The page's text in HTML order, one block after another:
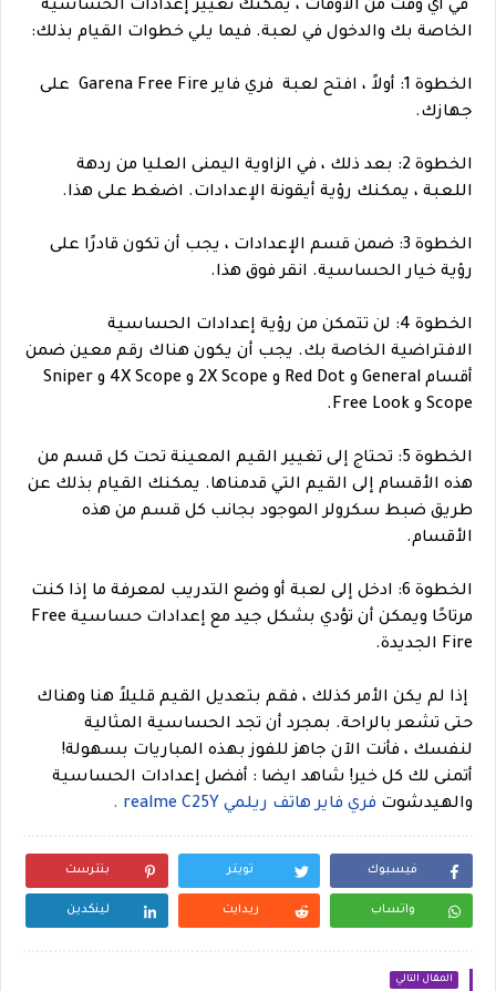
في أي وقت من الأوقات ، يمكنك تغيير إعدادات الحساسية
الخاصة بك والدخول في لعبة. فيما يلي خطوات القيام بذلك:
الخطوة 1: أولاً ، افتح لعبة فري فاير Garena Free Fire على
جهازك.
الخطوة 2: بعد ذلك ، في الزاوية اليمنى العليا من ردهة
اللعبة ، يمكنك رؤية أيقونة الإعدادات. اضغط على هذا.
الخطوة 3: ضمن قسم الإعدادات ، يجب أن تكون قادرًا على
رؤية خيار الحساسية. انقر فوق هذا.
الخطوة 4: لن تتمكن من رؤية إعدادات الحساسية
الافتراضية الخاصة بك. يجب أن يكون هناك رقم معين ضمن
أقسام General و Red Dot و 2X Scope و 4X Scope و Sniper
Scope و Free Look.
الخطوة 5: تحتاج إلى تغيير القيم المعينة تحت كل قسم من
هذه الأقسام إلى القيم التي قدمناها. يمكنك القيام بذلك عن
طريق ضبط سكرولر الموجود بجانب كل قسم من هذه
الأقسام.
الخطوة 6: ادخل إلى لعبة أو وضع التدريب لمعرفة ما إذا كنت
مرتاحًا ويمكن أن تؤدي بشكل جيد مع إعدادات حساسية Free
Fire الجديدة.
إذا لم يكن الأمر كذلك ، فقم بتعديل القيم قليلاً هنا وهناك
حتى تشعر بالراحة. بمجرد أن تجد الحساسية المثالية
لنفسك ، فأنت الآن جاهز للفوز بهذه المباريات بسهولة!
أتمنى لك كل خير! شاهد ايضا : أفضل إعدادات الحساسية
والهيدشوت فري فاير هاتف ريلمي realme C25Y .
فيسبوك تويتر بنترست
واتساب ريدايت لينكدين
المقال التالي